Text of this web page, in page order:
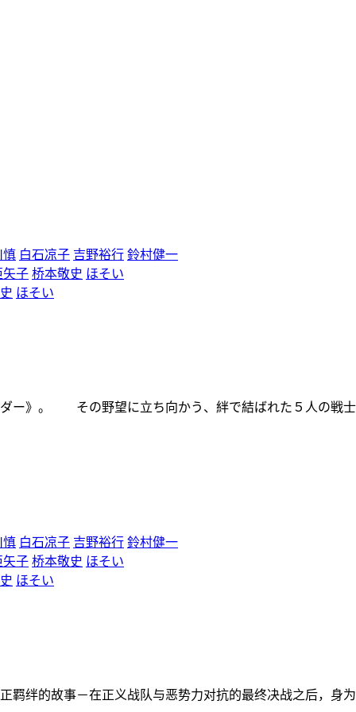
慎 白石凉子 吉野裕行 鈴村健一
矢子 桥本敬史 ほそい
ほそい
ダー》。 その野望に立ち向かう、絆で結ばれた５人の
慎 白石凉子 吉野裕行 鈴村健一
矢子 桥本敬史 ほそい
ほそい
羁绊的故事－在正义战队与恶势力对抗的最终决战之后，